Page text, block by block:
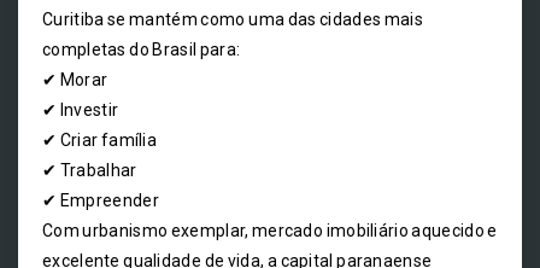
Curitiba se mantém como uma das cidades mais
completas do Brasil para:
✔ Morar
✔ Investir
✔ Criar família
✔ Trabalhar
✔ Empreender
Com urbanismo exemplar, mercado imobiliário aquecido e
excelente qualidade de vida, a capital paranaense